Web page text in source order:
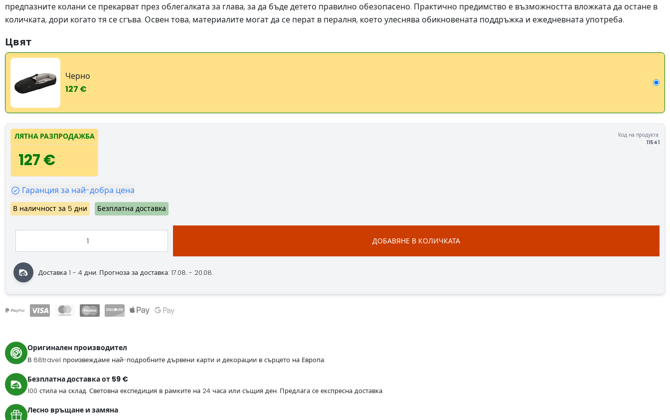
предпазните колани се прекарват през облегалката за глава, за да бъде детето правилно обезопасено. Практично предимство е възможността вложката да остане в
количката, дори когато тя се сгъва. Освен това, материалите могат да се перат в пералня, което улеснява обикновената поддръжка и ежедневната употреба.
Цвят
Черно
127 €
ЛЯТНА РАЗПРОДАЖБА
127 €
Код на продукта:
11541
Гаранция за най-добра цена
В наличност за 5 дни Безплатна доставка
ДОБАВЯНЕ В КОЛИЧКАТА
Доставка 1 - 4 дни. Прогноза за доставка: 17.08. - 20.08.
Оригинален производител
В 68travel произвеждаме най-подробните дървени карти и декорации в сърцето на Европа.
Безплатна доставка от 59 €
100 стила на склад. Световна експедиция в рамките на 24 часа или същия ден. Предлага се експресна доставка.
Лесно връщане и замяна